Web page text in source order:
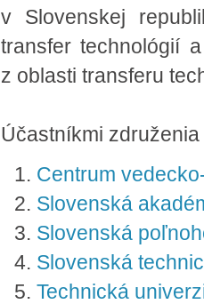
v Slovenskej
transfer technológií
z oblasti transferu
Účastníkmi
Centrum
Slovenská
Slovenská
Slovenská
Technická